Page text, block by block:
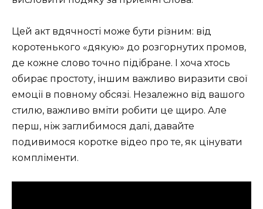
Цей акт вдячності може бути різним: від
коротенького «дякую» до розгорнутих промов,
де кожне слово точно підібране. І хоча хтось
обирає простоту, іншим важливо виразити свої
емоції в повному обсязі. Незалежно від вашого
стилю, важливо вміти робити це щиро. Але
перш, ніж заглибимося далі, давайте
подивимося коротке відео про те, як цінувати
компліменти.